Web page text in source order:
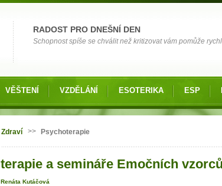
RADOST PRO DNEŠNÍ DEN
Schopnost spíše se chválit než kritizovat vám pomůže
VĚŠTENÍ VZDĚLÁNÍ ESOTERIKA ESP
Jste zde
Zdraví >> Psychoterapie
terapie a semináře Emočních vzorců
Renáta Kutáčová